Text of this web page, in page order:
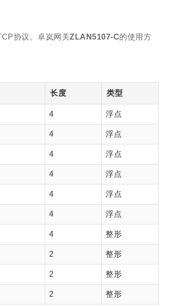
协议。卓岚网关ZLAN5107-C的使用方
长度 类型
4 浮点
4 浮点
4 浮点
4 浮点
4 浮点
4 浮点
4 整形
2 整形
2 整形
2 整形